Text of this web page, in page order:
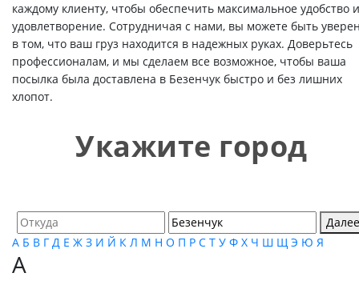
каждому клиенту, чтобы обеспечить максимальное удобство и
удовлетворение. Сотрудничая с нами, вы можете быть
в том, что ваш груз находится в надежных руках. Доверьтесь
профессионалам, и мы сделаем все возможное, чтобы ваша
посылка была доставлена в Безенчук быстро и без лишних
хлопот.
Укажите город
Далее
А Б В Г Д Е Ж З И Й К Л М Н О П Р С Т У Ф Х Ч Ш Щ Э Ю Я
А